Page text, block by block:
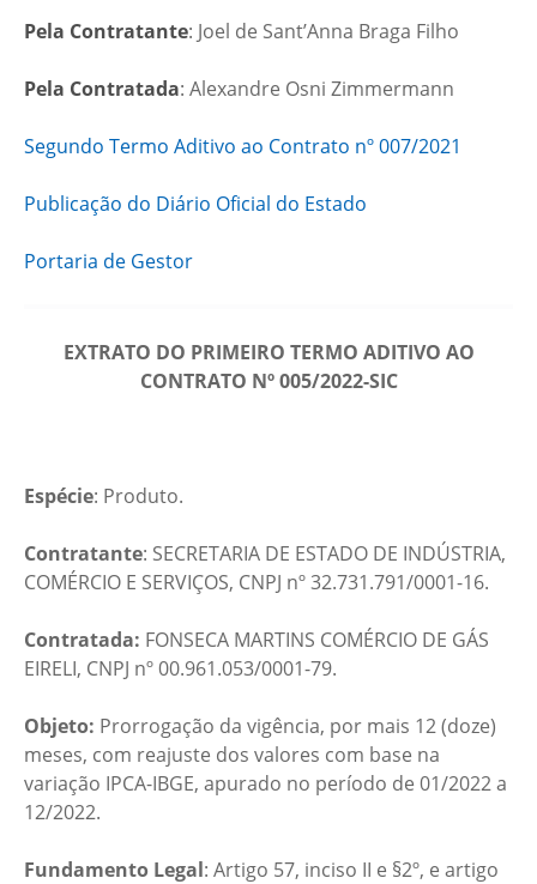
Pela Contratante: Joel de Sant’Anna Braga Filho
Pela Contratada: Alexandre Osni Zimmermann
Segundo Termo Aditivo ao Contrato nº 007/2021
Publicação do Diário Oficial do Estado
Portaria de Gestor
EXTRATO DO PRIMEIRO TERMO ADITIVO AO
CONTRATO Nº 005/2022-SIC
Espécie: Produto.
Contratante: SECRETARIA DE ESTADO DE INDÚSTRIA,
COMÉRCIO E SERVIÇOS, CNPJ nº 32.731.791/0001-16.
Contratada: FONSECA MARTINS COMÉRCIO DE GÁS
EIRELI, CNPJ nº 00.961.053/0001-79.
Objeto: Prorrogação da vigência, por mais 12 (doze)
meses, com reajuste dos valores com base na
variação IPCA-IBGE, apurado no período de 01/2022 a
12/2022.
Fundamento Legal: Artigo 57, inciso II e §2º, e artigo